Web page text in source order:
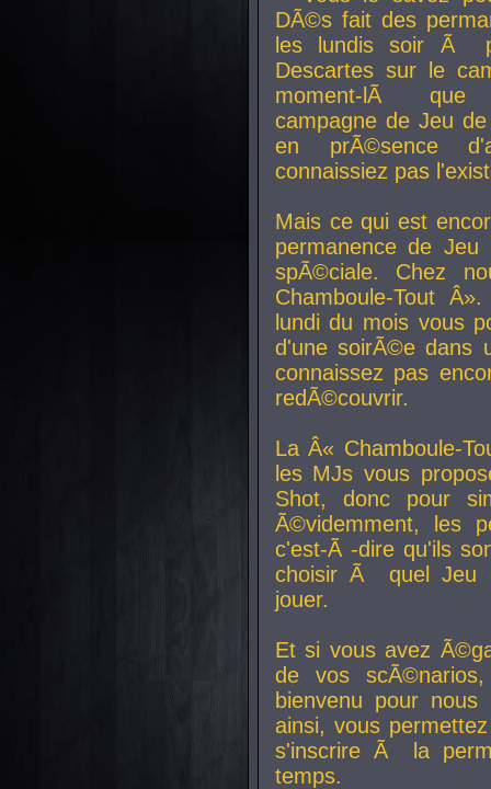
DÃ©s fait des
les lundis soir Ã
Descartes sur le
moment-lÃ que
campagne de Jeu
en prÃ©sence
connaissiez pas
Mais ce qui est
permanence de
spÃ©ciale. Chez
Chamboule-Tout
lundi du mois vous
d'une soirÃ©e dans
connaissez pas
redÃ©couvrir.
La Â« Chamboule-
les MJs vous
Shot, donc pour
Ã©videmment, les
c'est-Ã -dire qu'ils
choisir Ã quel Jeu
jouer.
Et si vous avez
de vos
bienvenu pour
ainsi, vous
s'inscrire Ã la
temps.